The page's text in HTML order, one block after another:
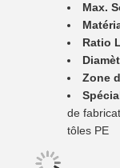
Max.
Ratio
Zone
de
tôles PE